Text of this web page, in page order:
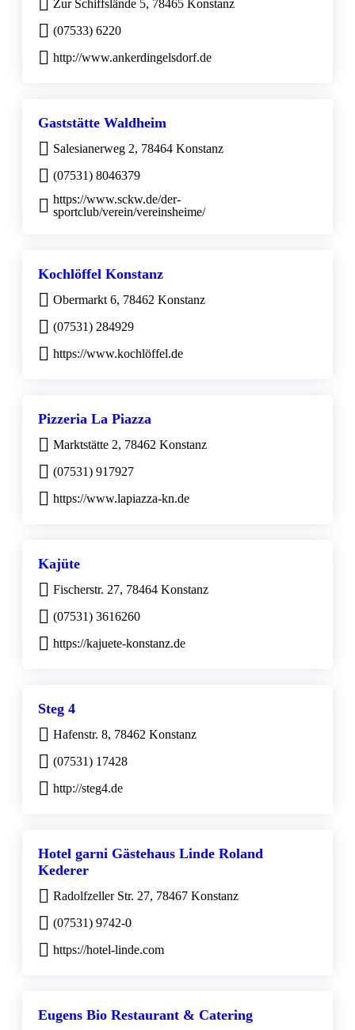
Zur Schiffslände 5, 78465 Konstanz
(07533) 6220
http://www.ankerdingelsdorf.de
Gaststätte Waldheim
Salesianerweg 2, 78464 Konstanz
(07531) 8046379
https://www.sckw.de/der-
sportclub/verein/vereinsheime/
Kochlöffel Konstanz
Obermarkt 6, 78462 Konstanz
(07531) 284929
https://www.kochlöffel.de
Pizzeria La Piazza
Marktstätte 2, 78462 Konstanz
(07531) 917927
https://www.lapiazza-kn.de
Kajüte
Fischerstr. 27, 78464 Konstanz
(07531) 3616260
https://kajuete-konstanz.de
Steg 4
Hafenstr. 8, 78462 Konstanz
(07531) 17428
http://steg4.de
Hotel garni Gästehaus Linde Roland
Kederer
Radolfzeller Str. 27, 78467 Konstanz
(07531) 9742-0
https://hotel-linde.com
Eugens Bio Restaurant & Catering